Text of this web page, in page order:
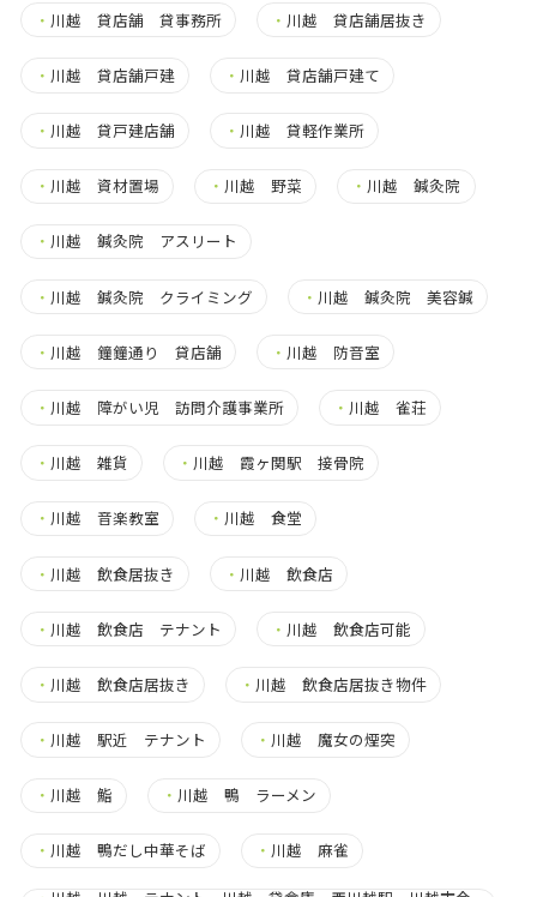
・ 川越 貸店舗 貸事務所 ・ 川越 貸店舗居抜き
・ 川越 貸店舗戸建 ・ 川越 貸店舗戸建て
・ 川越 貸戸建店舗 ・ 川越 貸軽作業所
・ 川越 資材置場 ・ 川越 野菜 ・ 川越 鍼灸院
・ 川越 鍼灸院 アスリート
・ 川越 鍼灸院 クライミング ・ 川越 鍼灸院 美容鍼
・ 川越 鐘鐘通り 貸店舗 ・ 川越 防音室
・ 川越 障がい児 訪問介護事業所 ・ 川越 雀荘
・ 川越 雑貨 ・ 川越 霞ヶ関駅 接骨院
・ 川越 音楽教室 ・ 川越 食堂
・ 川越 飲食居抜き ・ 川越 飲食店
・ 川越 飲食店 テナント ・ 川越 飲食店可能
・ 川越 飲食店居抜き ・ 川越 飲食店居抜き物件
・ 川越 駅近 テナント ・ 川越 魔女の煙突
・ 川越 鮨 ・ 川越 鴨 ラーメン
・ 川越 鴨だし中華そば ・ 川越 麻雀